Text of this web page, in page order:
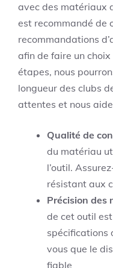
avec des matériaux
est recommandé de
recommandations
afin de faire un
étapes, nous
longueur des clubs
attentes et nous
Qualité de
du matériau
l’outil.
résistant aux
Précision des
de cet outil
spécifications
vous que le
fiable